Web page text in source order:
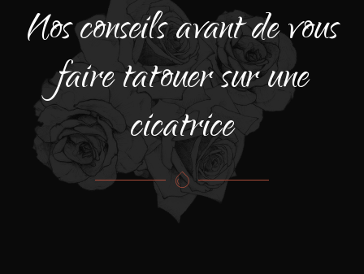
Nos conseils avant de vous
faire tatouer sur une
cicatrice